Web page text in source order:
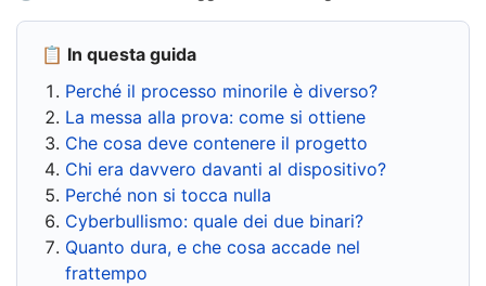
📋 In questa guida
Perché il processo minorile è diverso?
La messa alla prova: come si ottiene
Che cosa deve contenere il progetto
Chi era davvero davanti al dispositivo?
Perché non si tocca nulla
Cyberbullismo: quale dei due binari?
Quanto dura, e che cosa accade nel
frattempo